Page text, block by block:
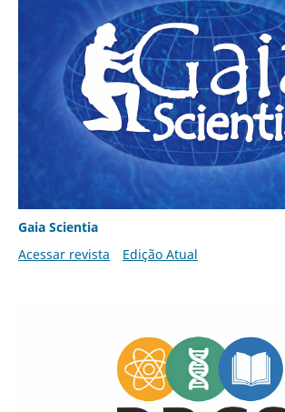
Gaia Scientia
Acessar revista
Edição Atual